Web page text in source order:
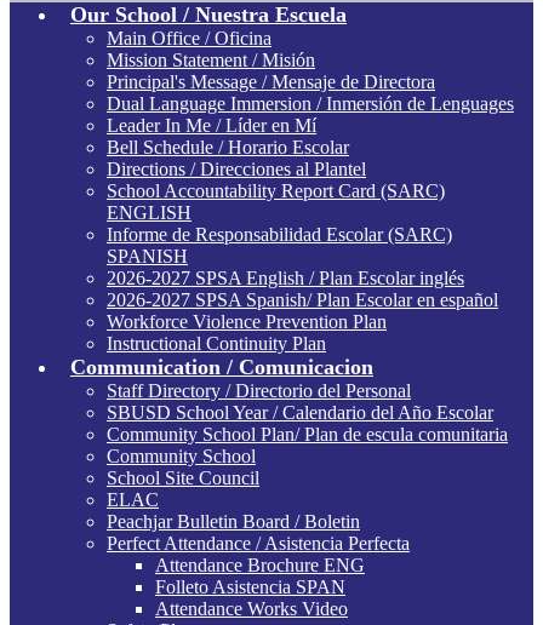
Our School / Nuestra Escuela
Main Office / Oficina
Mission Statement / Misión
Principal's Message / Mensaje de Directora
Dual Language Immersion / Inmersión de Lenguages
Leader In Me / Líder en Mí
Bell Schedule / Horario Escolar
Directions / Direcciones al Plantel
School Accountability Report Card (SARC)
ENGLISH
Informe de Responsabilidad Escolar (SARC)
SPANISH
2026-2027 SPSA English / Plan Escolar inglés
2026-2027 SPSA Spanish/ Plan Escolar en español
Workforce Violence Prevention Plan
Instructional Continuity Plan
Communication / Comunicacion
Staff Directory / Directorio del Personal
SBUSD School Year / Calendario del Año Escolar
Community School Plan/ Plan de escula comunitaria
Community School
School Site Council
ELAC
Peachjar Bulletin Board / Boletin
Perfect Attendance / Asistencia Perfecta
Attendance Brochure ENG
Folleto Asistencia SPAN
Attendance Works Video